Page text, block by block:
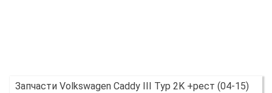
Запчасти Volkswagen Caddy III Typ 2K +рест (04-15)